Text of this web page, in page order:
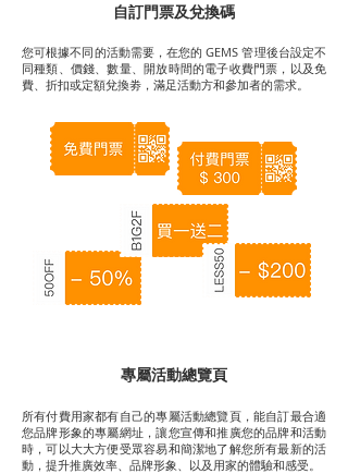
自訂門票及兌換碼
您可根據不同的活動需要，在您的 GEMS 管理後台設定不
同種類、價錢、數量、開放時間的電子收費門票，以及免
費、折扣或定額兌換劵，滿足活動方和參加者的需求。
專屬活動總覽頁
所有付費用家都有自己的專屬活動總覽頁，能自訂最合適
您品牌形象的專屬網址，讓您宣傳和推廣您的品牌和活動
時，可以大大方便受眾容易和簡潔地了解您所有最新的活
動，提升推廣效率、品牌形象、以及用家的體驗和感受。